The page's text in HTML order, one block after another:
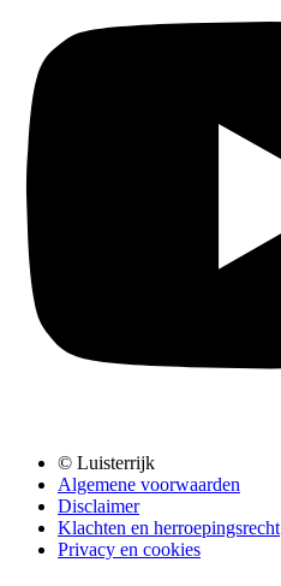
© Luisterrijk
Algemene voorwaarden
Disclaimer
Klachten en herroepingsrecht
Privacy en cookies